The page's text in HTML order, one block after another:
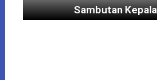
Sambutan